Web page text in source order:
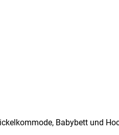
Babybett und